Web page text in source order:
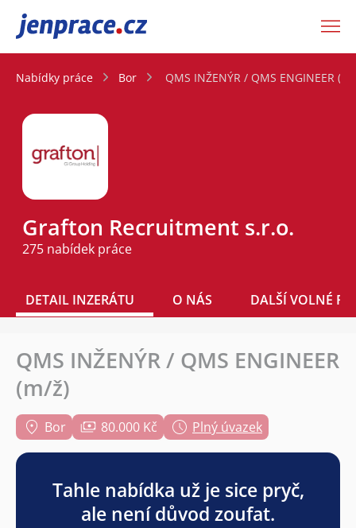
JenPráce.cz
Nabídky práce Bor QMS INŽENÝR / QMS ENGINEER
Grafton Recruitment s.r.o.
275 nabídek práce
DETAIL INZERÁTU O NÁS DALŠÍ VOLNÉ
QMS INŽENÝR / QMS ENGINEER
(m/ž)
Bor 80.000 Kč Plný úvazek
Tahle nabídka už je sice pryč,
ale není důvod zoufat.